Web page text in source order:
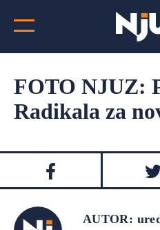
FOTO NJUZ:
Radikala za
AUTOR: